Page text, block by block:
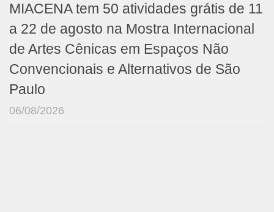
MIACENA tem 50 atividades grátis de 11
a 22 de agosto na Mostra Internacional
de Artes Cênicas em Espaços Não
Convencionais e Alternativos de São
Paulo
06/08/2026